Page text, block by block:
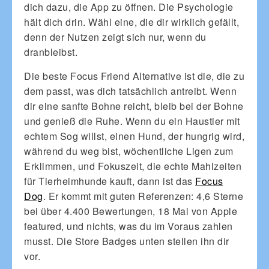
dich dazu, die App zu öffnen. Die Psychologie
hält dich drin. Wähl eine, die dir wirklich gefällt,
denn der Nutzen zeigt sich nur, wenn du
dranbleibst.
Die beste Focus Friend Alternative ist die, die zu
dem passt, was dich tatsächlich antreibt. Wenn
dir eine sanfte Bohne reicht, bleib bei der Bohne
und genieß die Ruhe. Wenn du ein Haustier mit
echtem Sog willst, einen Hund, der hungrig wird,
während du weg bist, wöchentliche Ligen zum
Erklimmen, und Fokuszeit, die echte Mahlzeiten
für Tierheimhunde kauft, dann ist das Focus
Dog. Er kommt mit guten Referenzen: 4,6 Sterne
bei über 4.400 Bewertungen, 18 Mal von Apple
featured, und nichts, was du im Voraus zahlen
musst. Die Store Badges unten stellen ihn dir
vor.